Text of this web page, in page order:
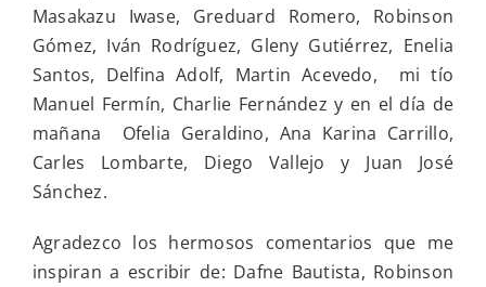
Masakazu Iwase, Greduard Romero, Robinson
Gómez, Iván Rodríguez, Gleny Gutiérrez, Enelia
Santos, Delfina Adolf, Martin Acevedo, mi tío
Manuel Fermín, Charlie Fernández y en el día de
mañana Ofelia Geraldino, Ana Karina Carrillo,
Carles Lombarte, Diego Vallejo y Juan José
Sánchez.
Agradezco los hermosos comentarios que me
inspiran a escribir de: Dafne Bautista, Robinson